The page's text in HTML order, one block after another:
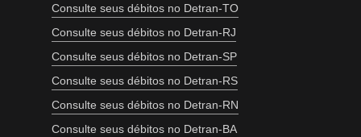
Consulte seus débitos no Detran-TO
Consulte seus débitos no Detran-RJ
Consulte seus débitos no Detran-SP
Consulte seus débitos no Detran-RS
Consulte seus débitos no Detran-RN
Consulte seus débitos no Detran-BA